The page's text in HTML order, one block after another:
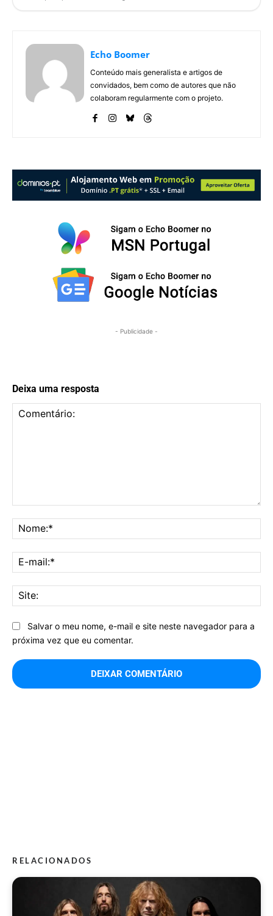
Echo Boomer
Conteúdo mais generalista e artigos de
convidados, bem como de autores que não
colaboram regularmente com o projeto.
- Publicidade -
Deixa uma resposta
Salvar o meu nome, e-mail e site neste navegador para a
próxima vez que eu comentar.
RELACIONADOS